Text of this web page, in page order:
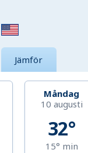
Jämför
Måndag
10 augusti
32°
15° min